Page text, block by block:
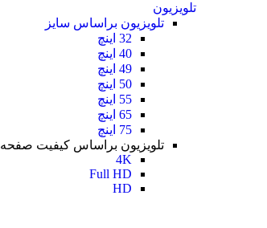
تلویزیون
تلویزیون براساس سایز
32 اینچ
40 اینچ
49 اینچ
50 اینچ
55 اینچ
65 اینچ
75 اینچ
تلویزیون براساس کیفیت صفحه
4K
Full HD
HD